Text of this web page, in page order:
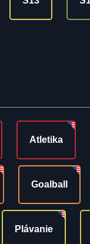
Atletika
Goalball
Plávanie